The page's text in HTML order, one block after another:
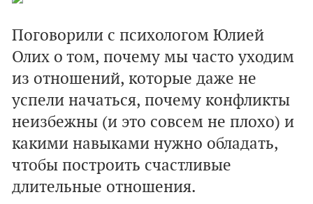
Поговорили с психологом Юлией
Олих о том, почему мы часто уходим
из отношений, которые даже не
успели начаться, почему конфликты
неизбежны (и это совсем не плохо) и
какими навыками нужно обладать,
чтобы построить счастливые
длительные отношения.